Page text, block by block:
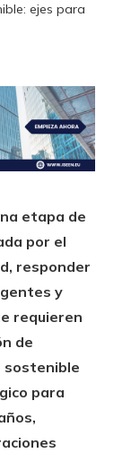
ejes para
etapa de
por el
responder
y
requieren
de
sostenible
para